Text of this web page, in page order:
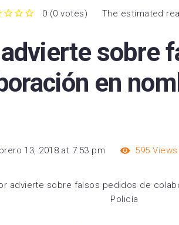
0 (0 votes) The estimated
sobre
en
13, 2018 at 7:53 pm 595 Views